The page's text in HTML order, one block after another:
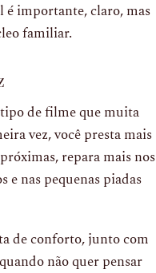
é importante, claro, mas
familiar.
tipo de filme que muita
vez, você presta mais
repara mais nos
e nas pequenas piadas
de conforto, junto com
não quer pensar